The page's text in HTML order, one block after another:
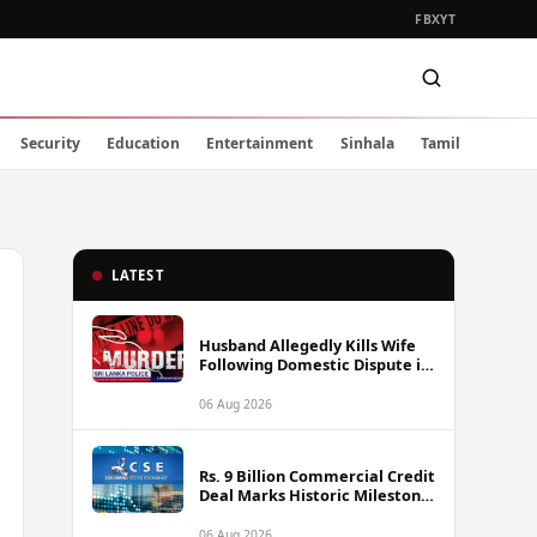
FBXYT
Security Education Entertainment Sinhala Tamil
LATEST
Husband Allegedly Kills Wife
Following Domestic Dispute in
06 Aug 2026
Rs. 9 Billion Commercial Credit
Deal Marks Historic Milestone